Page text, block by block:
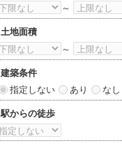
～
土地面積
～
建築条件
指定しない
あり なし
駅からの徒歩